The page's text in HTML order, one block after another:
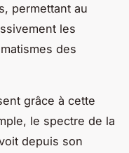
permettant au
les
des
grâce à cette
le spectre de la
depuis son